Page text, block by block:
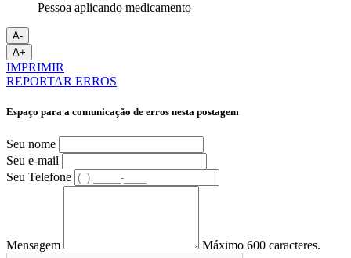
Pessoa aplicando medicamento
A-
A+
IMPRIMIR
REPORTAR ERROS
Espaço para a comunicação de erros nesta postagem
Seu nome
Seu e-mail
Seu Telefone
Mensagem Máximo 600 caracteres.